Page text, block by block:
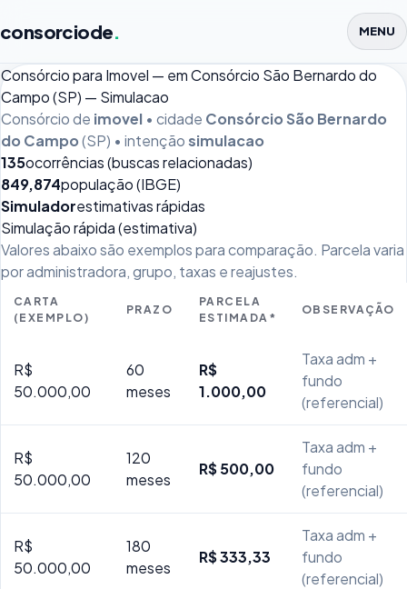
consorciode. MENU
Consórcio para Imovel — em Consórcio São Bernardo do
Campo (SP) — Simulacao
Consórcio de imovel • cidade Consórcio São Bernardo
do Campo(SP) • intençãosimulacao
135ocorrências (buscas relacionadas)
849,874população (IBGE)
Simuladorestimativas rápidas
Simulação rápida (estimativa)
Valores abaixo são exemplos para comparação. Parcela varia
por administradora, grupo, taxas e reajustes.
CARTA
(EXEMPLO)
PRAZO
PARCELA
ESTIMADA*
OBSERVAÇÃO
R$
50.000,00
60
meses
R$
1.000,00
Taxa adm +
fundo
(referencial)
R$
50.000,00
120
meses
R$ 500,00
Taxa adm +
fundo
(referencial)
R$
50.000,00
180
meses
R$ 333,33
Taxa adm +
fundo
(referencial)